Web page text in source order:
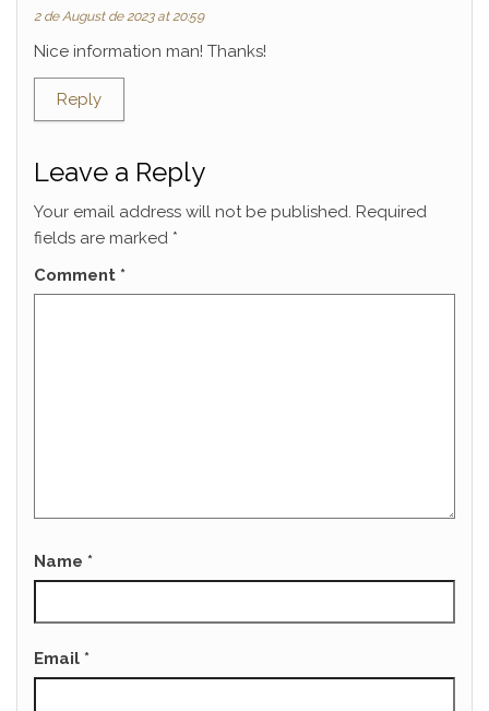
2 de August de 2023 at 20:59
Nice information man! Thanks!
Reply
Leave a Reply
Your email address will not be published. Required
fields are marked *
Comment *
Name *
Email *